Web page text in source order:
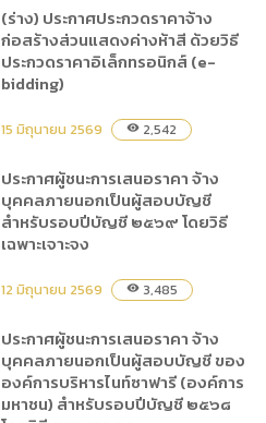
(ร่าง) ประกาศประกวดราคาจ้าง
ก่อสร้างส่วนแสดงค่างห้าสี ด้วยวิธี
ประกวดราคาอิเล็กทรอนิกส์ (e-
bidding)
15 มิถุนายน 2569 visibility 2,542
ประกาศผู้ชนะการเสนอราคา จ้าง
บุคคลภายนอกเป็นผู้สอบบัญชี
สำหรับรอบปีบัญชี ๒๕๖๙ โดยวิธี
เฉพาะเจาะจง
12 มิถุนายน 2569 visibility 3,485
ประกาศผู้ชนะการเสนอราคา จ้าง
บุคคลภายนอกเป็นผู้สอบบัญชี ของ
องค์การบริหารไนท์ซาฟารี (องค์การ
มหาชน) สำหรับรอบปีบัญชี ๒๕๖๘